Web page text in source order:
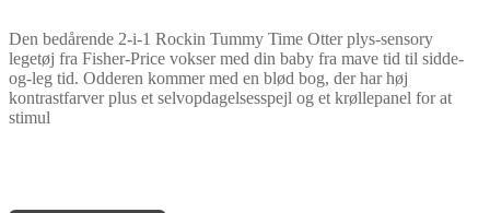
Den bedårende 2-i-1 Rockin Tummy Time Otter plys-sensory
legetøj fra Fisher-Price vokser med din baby fra mave tid til sidde-
og-leg tid. Odderen kommer med en blød bog, der har høj
kontrastfarver plus et selvopdagelsesspejl og et krøllepanel for at
stimul